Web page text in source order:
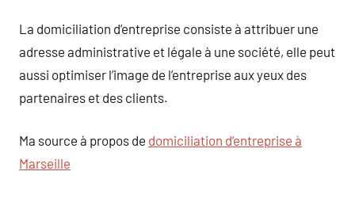
La domiciliation d’entreprise consiste à attribuer une
adresse administrative et légale à une société, elle peut
aussi optimiser l’image de l’entreprise aux yeux des
partenaires et des clients.
Ma source à propos de domiciliation d’entreprise à
Marseille